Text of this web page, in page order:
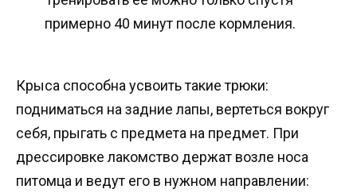
примерно 40 минут после кормления.
Крыса способна усвоить такие трюки:
подниматься на задние лапы, вертеться вокруг
себя, прыгать с предмета на предмет. При
дрессировке лакомство держат возле носа
питомца и ведут его в нужном направлении: